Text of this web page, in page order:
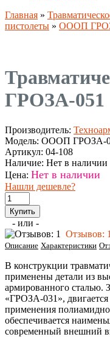
Главная »
пистолеты » ОООП
ГРОЗА-051
Производитель:
Модель: ОООП ГРОЗА-
Артикул: 04-108
Наличие: Нет в наличии
Цена: Нет в наличии
Нашли дешевле?
- или -
Отзывов: 1
Описание Характеристики
В конструкции
применены детали из
армированного сталью.
«ГРОЗА-031»,
применения
обеспечивается
современный внешний